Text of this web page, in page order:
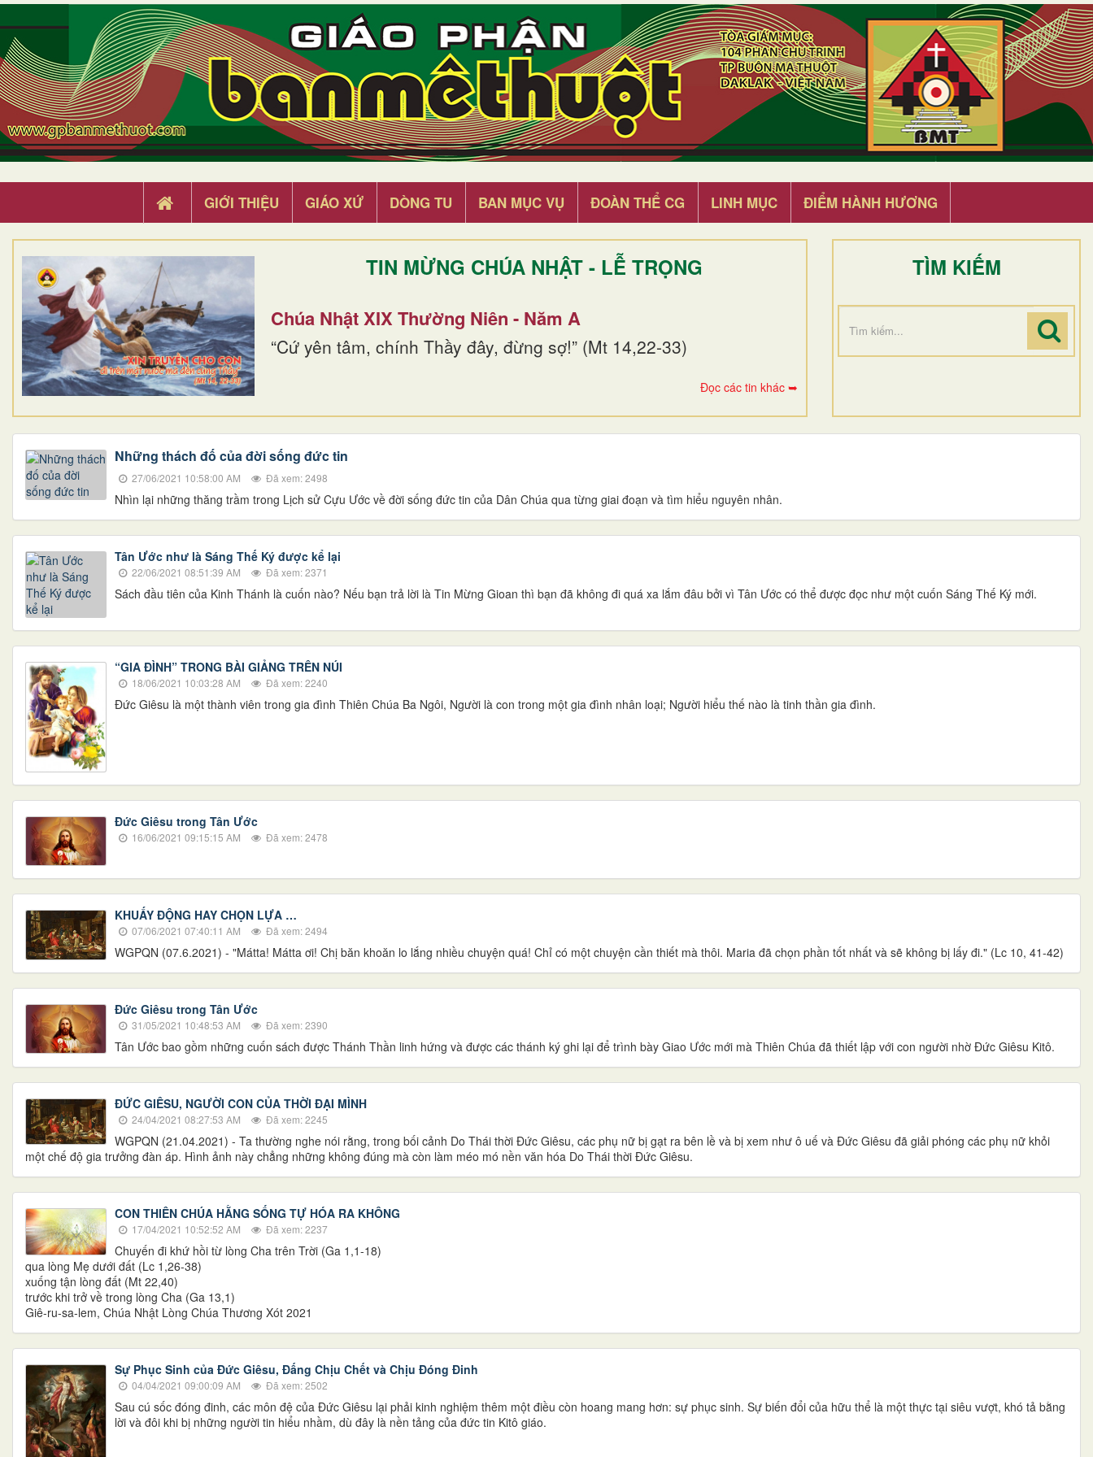
GIỚI THIỆU GIÁO XỨ DÒNG TU BAN MỤC VỤ ĐOÀN THỂ CG LINH MỤC ĐIỂM HÀNH HƯƠNG
TIN MỪNG CHÚA NHẬT - LỄ TRỌNG
Chúa Nhật XIX Thường Niên - Năm A
“Cứ yên tâm, chính Thầy đây, đừng sợ!” (Mt 14,22-33)
Đọc các tin khác ➥
TÌM KIẾM
Những thách đố của đời sống đức tin
27/06/2021 10:58:00 AM Đã xem: 2498
Nhìn lại những thăng trầm trong Lịch sử Cựu Ước về đời sống đức tin của Dân Chúa qua từng giai đoạn và tìm hiểu nguyên nhân.
Tân Ước như là Sáng Thế Ký được kể lại
22/06/2021 08:51:39 AM Đã xem: 2371
Sách đầu tiên của Kinh Thánh là cuốn nào? Nếu bạn trả lời là Tin Mừng Gioan thì bạn đã không đi quá xa lắm đâu bởi vì Tân Ước có thể được đọc như một cuốn Sáng Thế Ký mới.
​​“GIA ĐÌNH” TRONG BÀI GIẢNG TRÊN NÚI
18/06/2021 10:03:28 AM Đã xem: 2240
Đức Giêsu là một thành viên trong gia đình Thiên Chúa Ba Ngôi, Người là con trong một gia đình nhân loại; Người hiểu thế nào là tinh thần gia đình.
Đức Giêsu trong Tân Ước
16/06/2021 09:15:15 AM Đã xem: 2478
KHUẤY ĐỘNG HAY CHỌN LỰA …
07/06/2021 07:40:11 AM Đã xem: 2494
WGPQN (07.6.2021) - "Mátta! Mátta ơi! Chị băn khoăn lo lắng nhiều chuyện quá! Chỉ có một chuyện cần thiết mà thôi. Maria đã chọn phần tốt nhất và sẽ không bị lấy đi." (Lc 10, 41-42)
Đức Giêsu trong Tân Ước
31/05/2021 10:48:53 AM Đã xem: 2390
Tân Ước bao gồm những cuốn sách được Thánh Thần linh hứng và được các thánh ký ghi lại để trình bày Giao Ước mới mà Thiên Chúa đã thiết lập với con người nhờ Đức Giêsu Kitô.
ĐỨC GIÊSU, NGƯỜI CON CỦA THỜI ĐẠI MÌNH
24/04/2021 08:27:53 AM Đã xem: 2245
WGPQN (21.04.2021) - Ta thường nghe nói rằng, trong bối cảnh Do Thái thời Đức Giêsu, các phụ nữ bị gạt ra bên lề và bị xem như ô uế và Đức Giêsu đã giải phóng các phụ nữ khỏi
một chế độ gia trưởng đàn áp. Hình ảnh này chẳng những không đúng mà còn làm méo mó nền văn hóa Do Thái thời Đức Giêsu.
​​​​CON THIÊN CHÚA HẰNG SỐNG TỰ HÓA RA KHÔNG
17/04/2021 10:52:52 AM Đã xem: 2237
Chuyến đi khứ hồi từ lòng Cha trên Trời (Ga 1,1-18)
qua lòng Mẹ dưới đất (Lc 1,26-38)
xuống tận lòng đất (Mt 22,40)
trước khi trở về trong lòng Cha (Ga 13,1)
Giê-ru-sa-lem, Chúa Nhật Lòng Chúa Thương Xót 2021
Sự Phục Sinh của Đức Giêsu, Đấng Chịu Chết và Chịu Đóng Đinh
04/04/2021 09:00:09 AM Đã xem: 2502
Sau cú sốc đóng đinh, các môn đệ của Đức Giêsu lại phải kinh nghiệm thêm một điều còn hoang mang hơn: sự phục sinh. Sự biến đổi của hữu thể là một thực tại siêu vượt, khó tả bằng
lời và đôi khi bị những người tin hiểu nhầm, dù đây là nền tảng của đức tin Kitô giáo.